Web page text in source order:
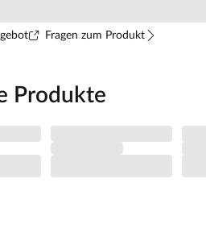
Fragen zum Produkt
Produkte